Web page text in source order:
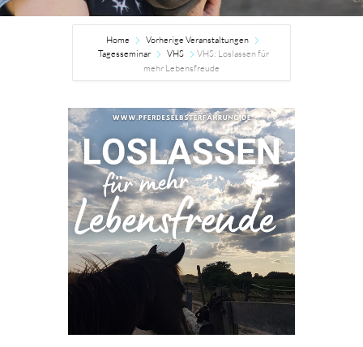
Home
Vorherige Veranstaltungen
Tagesseminar
VHS
VHS: Loslassen für
mehr Lebensfreude